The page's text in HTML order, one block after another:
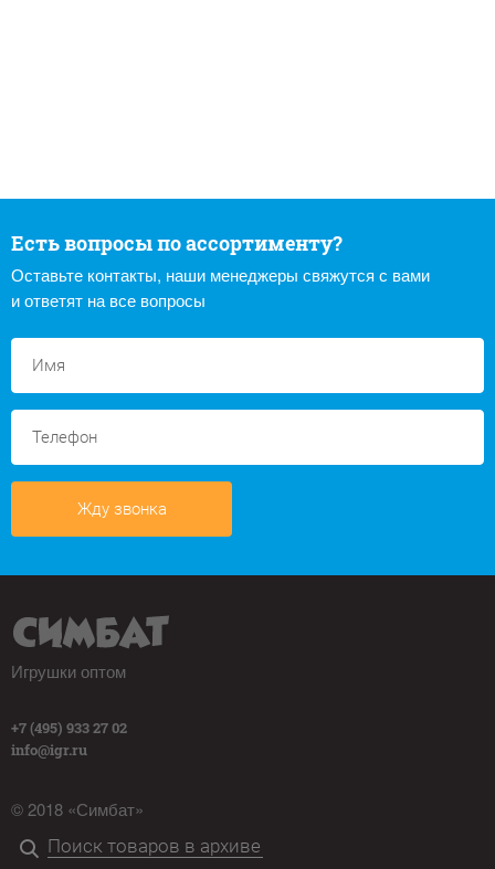
Есть вопросы по ассортименту?
Оставьте контакты, наши менеджеры свяжутся с вами
и ответят на все вопросы
Жду звонка
Игрушки оптом
+7 (495) 933 27 02
info@igr.ru
© 2018 «Симбат»